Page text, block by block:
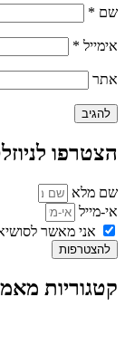
שם *
אימייל *
אתר
הצטרפו
שם מלא
אי-מייל
אני מאשר
להצטרפות
קטגוריות